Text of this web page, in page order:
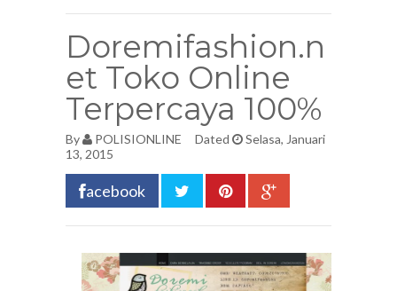
Doremifashion.n
et Toko Online
Terpercaya 100%
By POLISIONLINE Dated
Selasa, Januari
13, 2015
acebook